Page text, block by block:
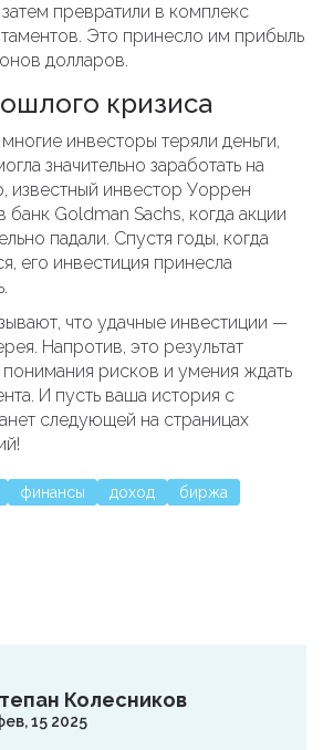
превратили в комплекс
Это принесло им прибыль
долларов.
кризиса
инвесторы теряли деньги,
значительно заработать на
известный инвестор Уоррен
Goldman Sachs, когда акции
падали. Спустя годы, когда
его инвестиция принесла
что удачные инвестиции —
Напротив, это результат
рисков и умения ждать
И пусть ваша история с
следующей на страницах
финансы доход биржа
Колесников
15 2025